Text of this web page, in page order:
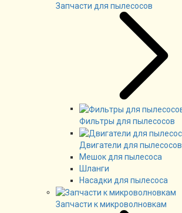
Запчасти для пылесосов
Фильтры для пылесосов
Двигатели для пылесосов
Мешок для пылесоса
Шланги
Насадки для пылесоса
Запчасти к микроволновкам